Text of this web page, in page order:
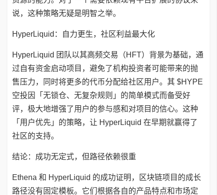
说，这种策略无疑是明智之举。
HyperLiquid：自力更生，社区利益最大化
HyperLiquid 团队以其高频交易（HFT）背景为基础，通
过自有资金启动项目，避免了机构投资者可能带来的抛
售压力，同时将更多的代币分配给社区用户。其 $HYPE
空投因「无锁仓、无复杂规则」的简单模式而备受好
评，极大地增强了用户的参与感和对项目的信心。这种
「用户优先」的策略，让 HyperLiquid 在早期就赢得了
社区的支持。
结论：成功无定式，但路径依赖很重
Ethena 和 HyperLiquid 的成功证明，区块链项目的成长
路径没有固定模板。它们根据各自的产品特点和市场定